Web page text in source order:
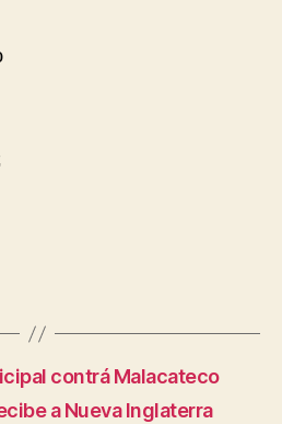
contrá Malacateco
a Nueva Inglaterra